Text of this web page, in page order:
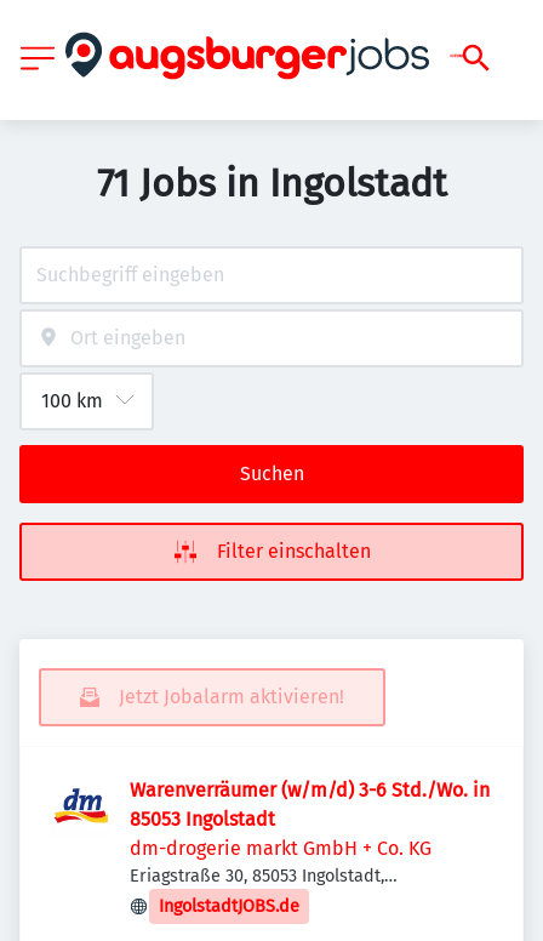
71 Jobs in Ingolstadt
Suchen
Filter einschalten
Jetzt Jobalarm aktivieren!
Warenverräumer (w/m/d) 3-6 Std./Wo. in
85053 Ingolstadt
dm-drogerie markt GmbH + Co. KG
Eriagstraße 30, 85053 Ingolstadt,
Deutschland
IngolstadtJOBS.de